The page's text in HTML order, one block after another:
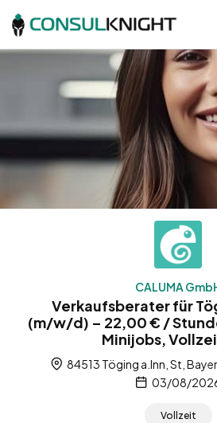
CALUMA
Verkaufsberater für
(m/w/d) – 22,00 € /
Minijobs,
84513 Töging a.Inn, St,
03/08/
Vollzeit